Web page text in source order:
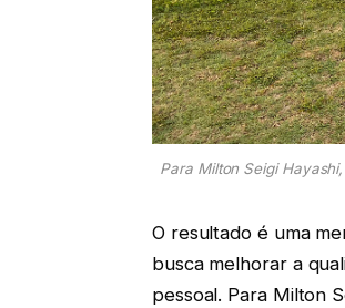
Para Milton Seigi
O resultado é uma
busca melhorar a
pessoal. Para Milton